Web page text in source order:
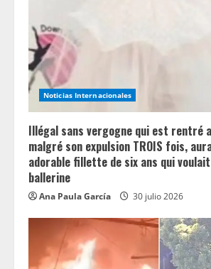
d
i
n
g Noticias Internacionales
Illégal sans vergogne qui est rentré
malgré son expulsion TROIS fois,
adorable fillette de six ans qui
ballerine
Ana Paula García 30 julio 2026